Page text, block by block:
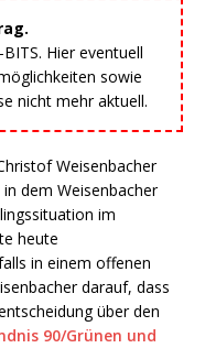
Hier eventuell
sowie
nicht mehr aktuell.
Weisenbacher
dem Weisenbacher
im
heute
in einem offenen
darauf, dass
über den
90/Grünen und